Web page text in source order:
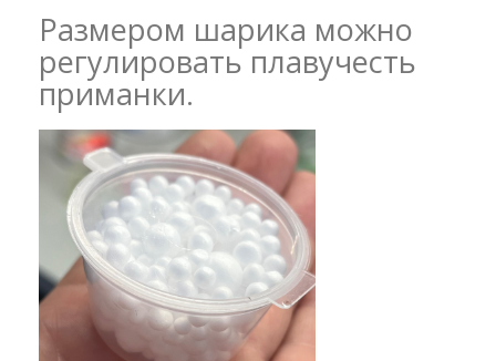
Размером шарика можно
регулировать плавучесть
приманки.